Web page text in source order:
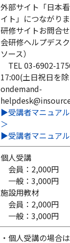
外部サイト「日本
イト」につながりま
研修サイトお問合
会研修ヘルプデス
ソース）
TEL 03-6902-
17:00(土日祝日を
ondemand-
▶受講者マニュア
＞
▶受講者マニュア
個人受講
会員：2,000円
一般：3,000円
施設用教材
会員：2,000円
一般：3,000円
・個人受講の場合